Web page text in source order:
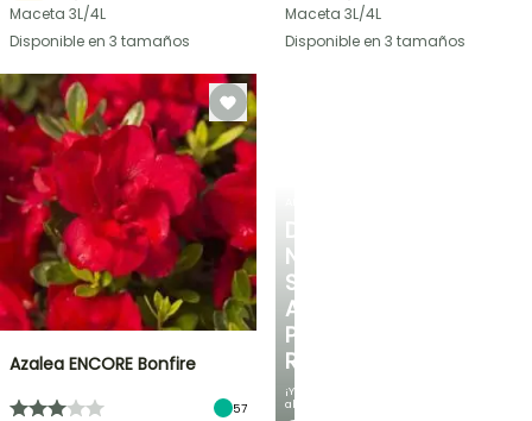
DESCUBRE
NUESTRA
SELECCIÓN
A
PRECIOS
REDUCIDOS
¡Y
ahorra!
Maceta 3L/4L
Disponible en 3 tamaños
Maceta 3L/4L
Disponible en 3 tamaños
Azalea ENCORE Bonfire
57